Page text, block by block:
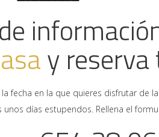
y
la fecha en la que quieres disfrutar de
unos días estupendos. Rellena el